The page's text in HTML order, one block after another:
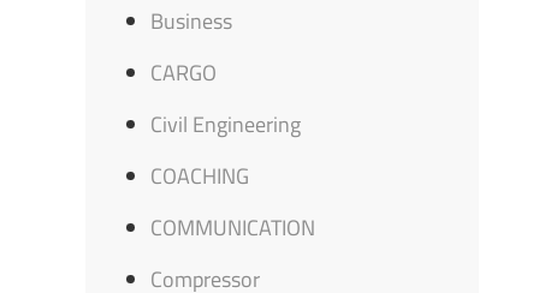
Business
CARGO
Civil Engineering
COACHING
COMMUNICATION
Compressor